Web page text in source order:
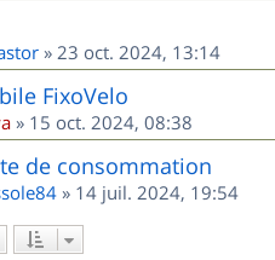
» 23 oct. 2024, 13:14
FixoVelo
» 15 oct. 2024, 08:38
de consommation
» 14 juil. 2024, 19:54